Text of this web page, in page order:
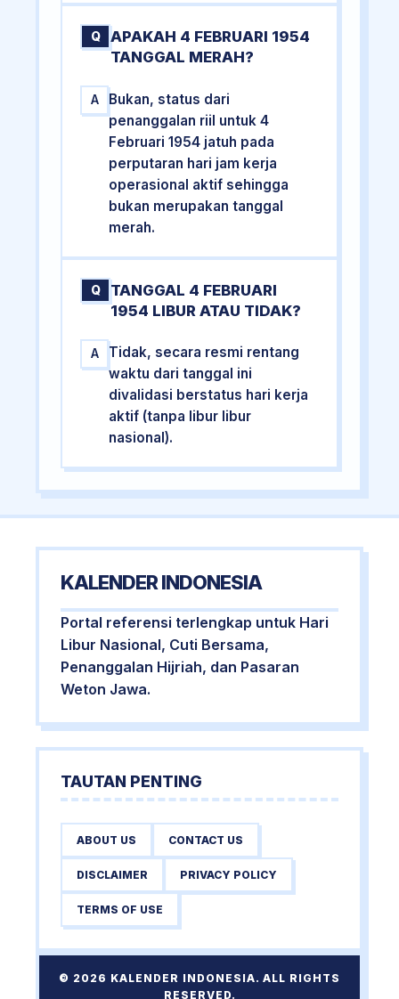
Q
APAKAH 4 FEBRUARI 1954
TANGGAL MERAH?
A
Bukan, status dari
penanggalan riil untuk 4
Februari 1954 jatuh pada
perputaran hari jam kerja
operasional aktif sehingga
bukan merupakan tanggal
merah.
Q
TANGGAL 4 FEBRUARI
1954 LIBUR ATAU TIDAK?
A
Tidak, secara resmi rentang
waktu dari tanggal ini
divalidasi berstatus hari kerja
aktif (tanpa libur libur
nasional).
KALENDER INDONESIA
Portal referensi terlengkap untuk Hari
Libur Nasional, Cuti Bersama,
Penanggalan Hijriah, dan Pasaran
Weton Jawa.
TAUTAN PENTING
ABOUT US CONTACT US
DISCLAIMER PRIVACY POLICY
TERMS OF USE
© 2026 KALENDER INDONESIA. ALL RIGHTS
RESERVED.